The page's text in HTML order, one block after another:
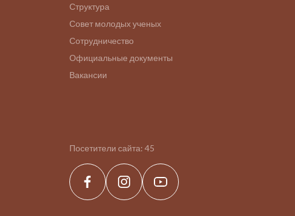
Структура
Совет молодых ученых
Сотрудничество
Официальные документы
Вакансии
Посетители сайта: 45